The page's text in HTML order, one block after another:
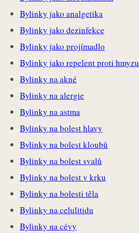
Bylinky jako analgetika
Bylinky jako dezinfekce
Bylinky jako projímadlo
Bylinky jako repelent proti hmyzu
Bylinky na akné
Bylinky na alergie
Bylinky na astma
Bylinky na bolest hlavy
Bylinky na bolest kloubů
Bylinky na bolest svalů
Bylinky na bolest v krku
Bylinky na bolesti těla
Bylinky na celulitidu
Bylinky na cévy